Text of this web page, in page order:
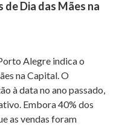
Dia das Mães na
Alegre indica o
na Capital. O
à data no ano passado,
Embora 40% dos
as vendas foram